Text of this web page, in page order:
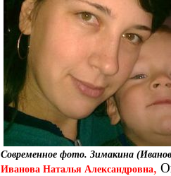
Современное фото. Зимакина
Иванова Наталья Александровна,